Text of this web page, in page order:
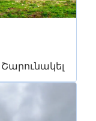
Շարունակել